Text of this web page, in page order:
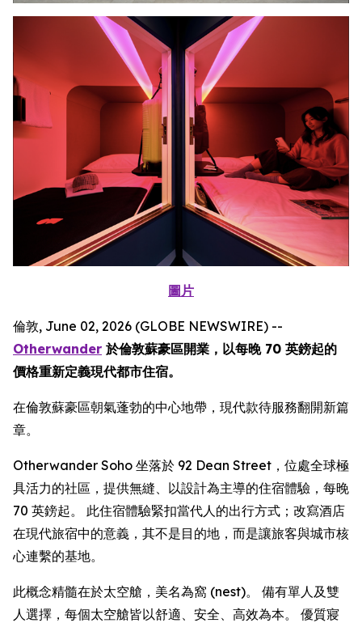
圖片
倫敦, June 02, 2026 (GLOBE NEWSWIRE) --
Otherwander 於倫敦蘇豪區開業，以每晚 70 英鎊起的
價格重新定義現代都市住宿。
在倫敦蘇豪區朝氣蓬勃的中心地帶，現代款待服務翻開新篇
章。
Otherwander Soho 坐落於 92 Dean Street，位處全球極
具活力的社區，提供無縫、以設計為主導的住宿體驗，每晚
70 英鎊起。 此住宿體驗緊扣當代人的出行方式；改寫酒店
在現代旅宿中的意義，其不是目的地，而是讓旅客與城市核
心連繫的基地。
此概念精髓在於太空艙，美名為窩 (nest)。 備有單人及雙
人選擇，每個太空艙皆以舒適、安全、高效為本。 優質寢